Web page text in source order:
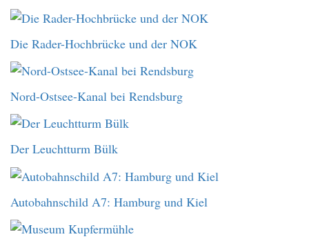
Die Rader-Hochbrücke und der NOK
Nord-Ostsee-Kanal bei Rendsburg
Der Leuchtturm Bülk
Autobahnschild A7: Hamburg und Kiel